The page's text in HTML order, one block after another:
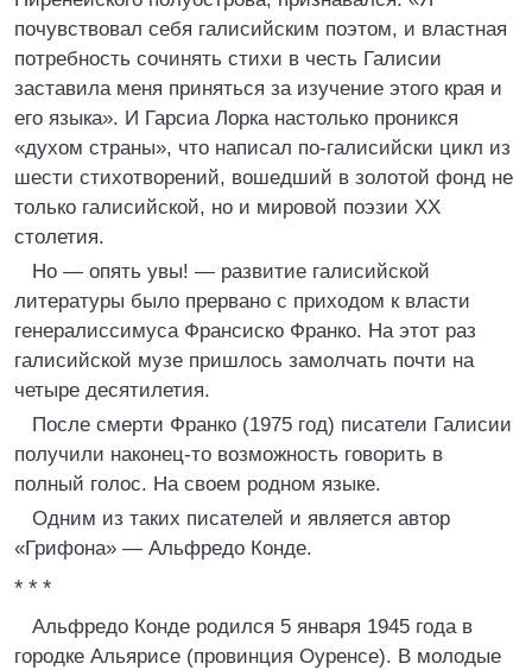
почувствовал себя галисийским поэтом, и властная
потребность сочинять стихи в честь Галисии
заставила меня приняться за изучение этого края и
его языка». И Гарсиа Лорка настолько проникся
«духом страны», что написал по-галисийски цикл из
шести стихотворений, вошедший в золотой фонд не
только галисийской, но и мировой поэзии XX
столетия.
Но — опять увы! — развитие галисийской
литературы было прервано с приходом к власти
генералиссимуса Франсиско Франко. На этот раз
галисийской музе пришлось замолчать почти на
четыре десятилетия.
После смерти Франко (1975 год) писатели Галисии
получили наконец-то возможность говорить в
полный голос. На своем родном языке.
Одним из таких писателей и является автор
«Грифона» — Альфредо Конде.
* * *
Альфредо Конде родился 5 января 1945 года в
городке Альярисе (провинция Оуренсе). В молодые